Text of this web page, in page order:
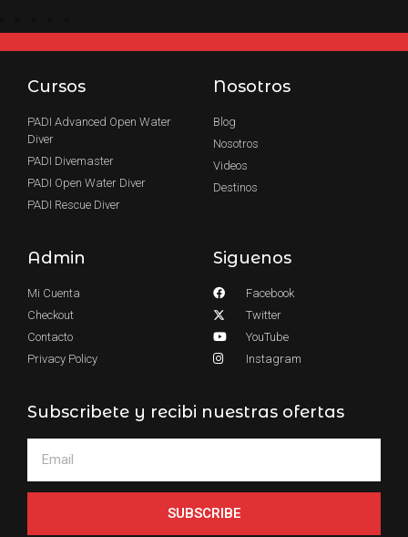
Cursos
PADI Advanced Open Water
Diver
PADI Divemaster
PADI Open Water Diver
PADI Rescue Diver
Nosotros
Blog
Nosotros
Videos
Destinos
Admin
Mi Cuenta
Checkout
Contacto
Privacy Policy
Siguenos
Facebook
Twitter
YouTube
Instagram
Subscribete y recibi nuestras ofertas
SUBSCRIBE